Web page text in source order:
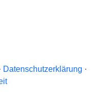
Datenschutzerklärung ·